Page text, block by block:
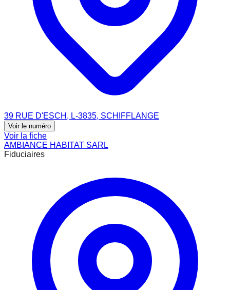
39 RUE D'ESCH, L-3835, SCHIFFLANGE
Voir le numéro
Voir la fiche
AMBIANCE HABITAT SARL
Fiduciaires